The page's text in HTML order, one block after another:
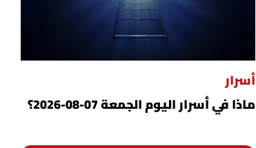
أسرار
ماذا في أسرار اليوم الجمعة 07-08-2026؟